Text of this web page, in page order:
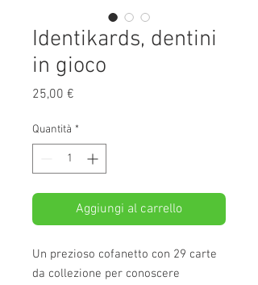
Identikards, dentini
in gioco
25,00 €
Quantità *
Aggiungi al carrello
Un prezioso cofanetto con 29 carte
da collezione per conoscere